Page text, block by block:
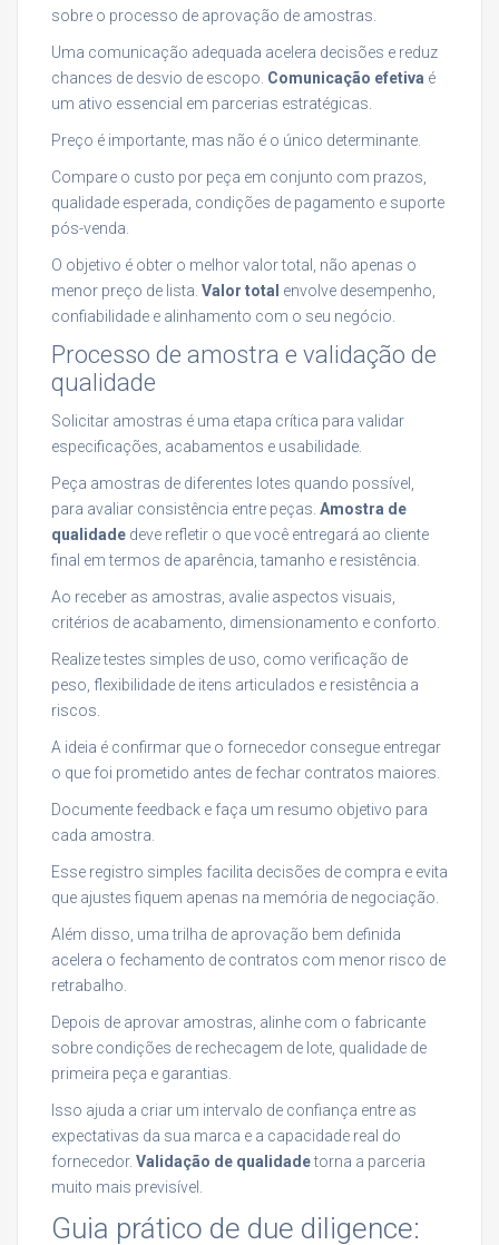
sobre o processo de aprovação de amostras.
Uma comunicação adequada acelera decisões e reduz
chances de desvio de escopo. Comunicação efetiva é
um ativo essencial em parcerias estratégicas.
Preço é importante, mas não é o único determinante.
Compare o custo por peça em conjunto com prazos,
qualidade esperada, condições de pagamento e suporte
pós-venda.
O objetivo é obter o melhor valor total, não apenas o
menor preço de lista. Valor total envolve desempenho,
confiabilidade e alinhamento com o seu negócio.
Processo de amostra e validação de
qualidade
Solicitar amostras é uma etapa crítica para validar
especificações, acabamentos e usabilidade.
Peça amostras de diferentes lotes quando possível,
para avaliar consistência entre peças. Amostra de
qualidade deve refletir o que você entregará ao cliente
final em termos de aparência, tamanho e resistência.
Ao receber as amostras, avalie aspectos visuais,
critérios de acabamento, dimensionamento e conforto.
Realize testes simples de uso, como verificação de
peso, flexibilidade de itens articulados e resistência a
riscos.
A ideia é confirmar que o fornecedor consegue entregar
o que foi prometido antes de fechar contratos maiores.
Documente feedback e faça um resumo objetivo para
cada amostra.
Esse registro simples facilita decisões de compra e evita
que ajustes fiquem apenas na memória de negociação.
Além disso, uma trilha de aprovação bem definida
acelera o fechamento de contratos com menor risco de
retrabalho.
Depois de aprovar amostras, alinhe com o fabricante
sobre condições de rechecagem de lote, qualidade de
primeira peça e garantias.
Isso ajuda a criar um intervalo de confiança entre as
expectativas da sua marca e a capacidade real do
fornecedor. Validação de qualidadetorna a parceria
muito mais previsível.
Guia prático de due diligence: